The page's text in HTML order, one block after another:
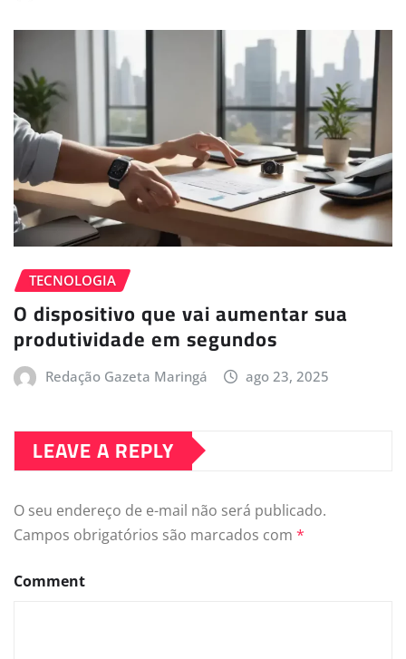
TECNOLOGIA
O dispositivo que vai aumentar sua
produtividade em segundos
Redação Gazeta Maringá ago 23, 2025
LEAVE A REPLY
O seu endereço de e-mail não será publicado.
Campos obrigatórios são marcados com *
Comment